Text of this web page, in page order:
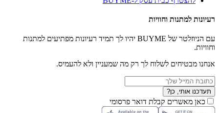
רעיונות למתנות וחוויות
עם הניוזלטר של BUYME יהיו לך תמיד רעיונות מפתיעים למתנות
וחוויות.
אנחנו מבטיחים לשלוח לך רק מה שמעניין ולא להעמיס.
תעדכנו אותי, כן?
כאן מאשרים קבלת דואר פרסומי